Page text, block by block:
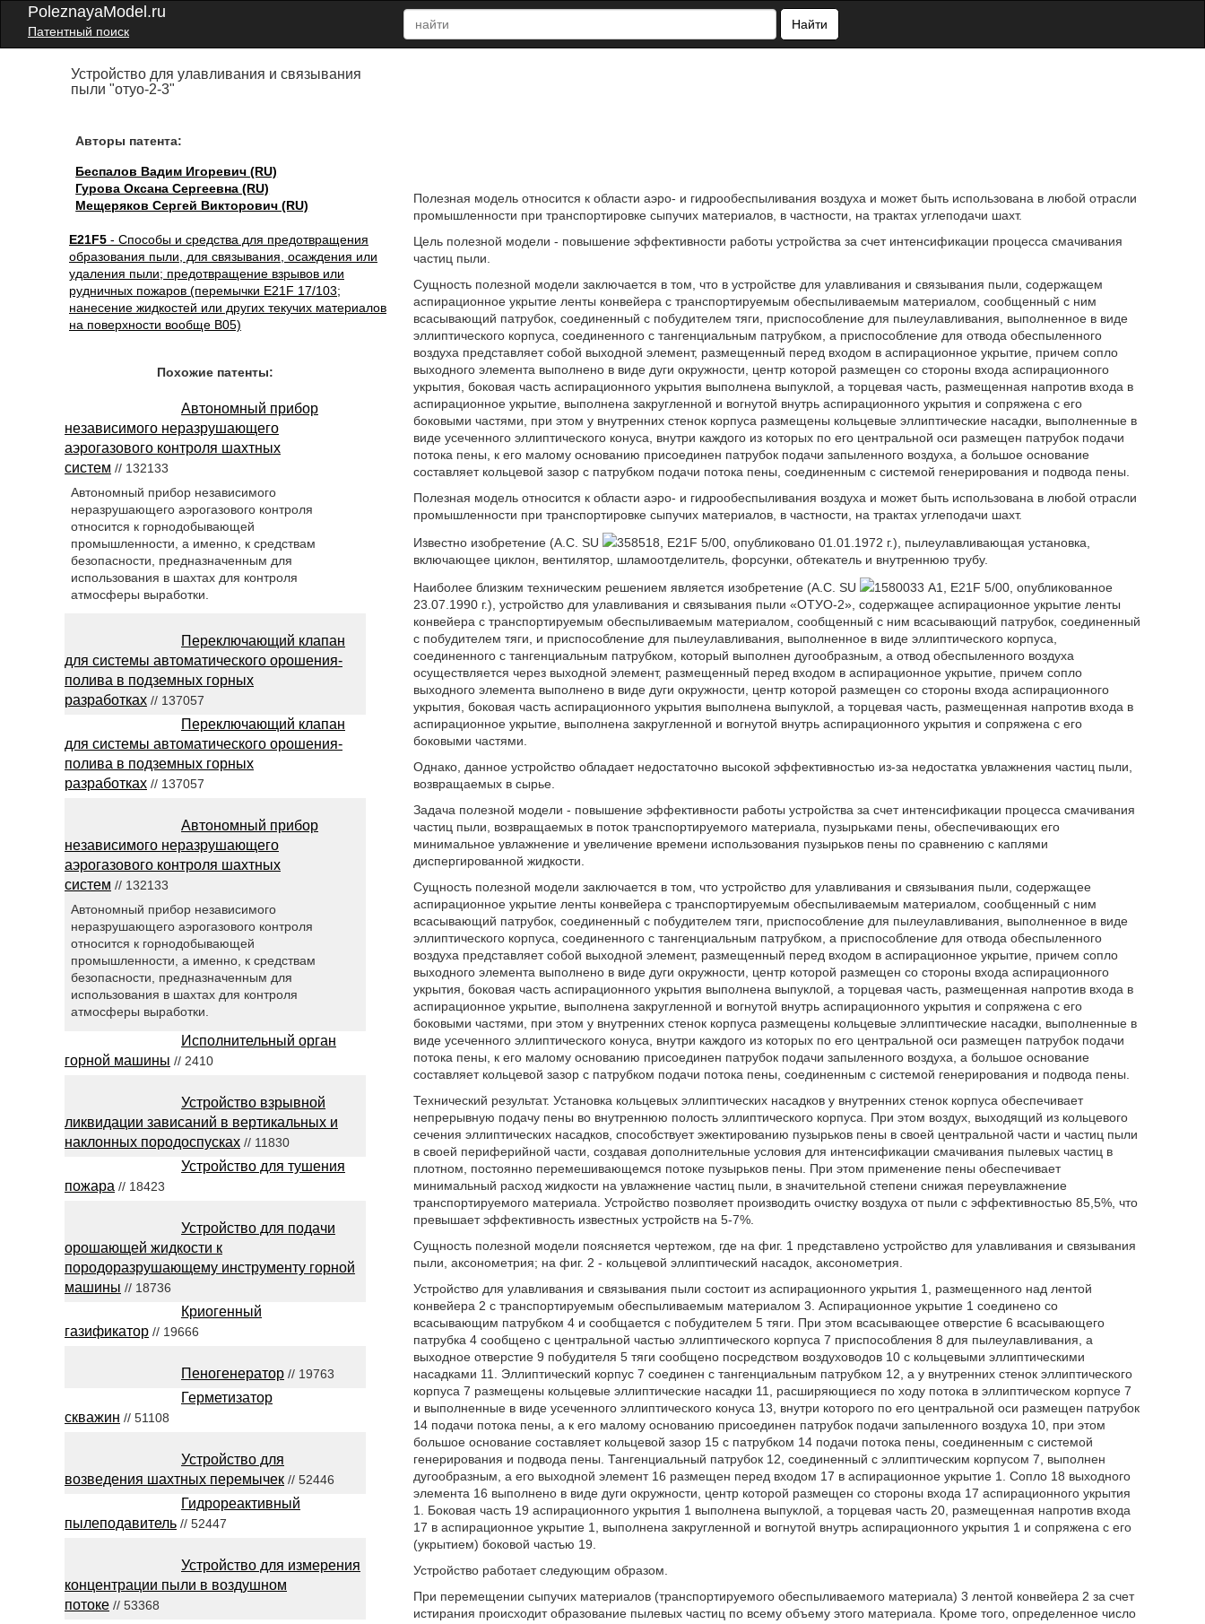
PoleznayaModel.ru
Патентный поиск
Найти
Устройство для улавливания и связывания
пыли "отуо-2-3"
Авторы патента:
Беспалов Вадим Игоревич (RU)
Гурова Оксана Сергеевна (RU)
Мещеряков Сергей Викторович (RU)
E21F5 - Способы и средства для предотвращения
образования пыли, для связывания, осаждения или
удаления пыли; предотвращение взрывов или
рудничных пожаров (перемычки E21F 17/103;
нанесение жидкостей или других текучих материалов
на поверхности вообще B05)
Полезная модель относится к области аэро- и гидрообеспыливания воздуха и может быть использована в любой отрасли
промышленности при транспортировке сыпучих материалов, в частности, на трактах углеподачи шахт.
Цель полезной модели - повышение эффективности работы устройства за счет интенсификации процесса смачивания
частиц пыли.
Сущность полезной модели заключается в том, что в устройстве для улавливания и связывания пыли, содержащем
аспирационное укрытие ленты конвейера с транспортируемым обеспыливаемым материалом, сообщенный с ним
всасывающий патрубок, соединенный с побудителем тяги, приспособление для пылеулавливания, выполненное в виде
эллиптического корпуса, соединенного с тангенциальным патрубком, а приспособление для отвода обеспыленного
воздуха представляет собой выходной элемент, размещенный перед входом в аспирационное укрытие, причем сопло
выходного элемента выполнено в виде дуги окружности, центр которой размещен со стороны входа аспирационного
укрытия, боковая часть аспирационного укрытия выполнена выпуклой, а торцевая часть, размещенная напротив входа в
аспирационное укрытие, выполнена закругленной и вогнутой внутрь аспирационного укрытия и сопряжена с его
боковыми частями, при этом у внутренних стенок корпуса размещены кольцевые эллиптические насадки, выполненные в
виде усеченного эллиптического конуса, внутри каждого из которых по его центральной оси размещен патрубок подачи
потока пены, к его малому основанию присоединен патрубок подачи запыленного воздуха, а большое основание
составляет кольцевой зазор с патрубком подачи потока пены, соединенным с системой генерирования и подвода пены.
Полезная модель относится к области аэро- и гидрообеспыливания воздуха и может быть использована в любой отрасли
промышленности при транспортировке сыпучих материалов, в частности, на трактах углеподачи шахт.
Известно изобретение (А.С. SU
358518, E21F 5/00, опубликовано 01.01.1972 г.), пылеулавливающая установка,
включающее циклон, вентилятор, шламоотделитель, форсунки, обтекатель и внутреннюю трубу.
Наиболее близким техническим решением является изобретение (А.С. SU
1580033 А1, E21F 5/00, опубликованное
23.07.1990 г.), устройство для улавливания и связывания пыли «ОТУО-2», содержащее аспирационное укрытие ленты
конвейера с транспортируемым обеспыливаемым материалом, сообщенный с ним всасывающий патрубок, соединенный
с побудителем тяги, и приспособление для пылеулавливания, выполненное в виде эллиптического корпуса,
соединенного с тангенциальным патрубком, который выполнен дугообразным, а отвод обеспыленного воздуха
осуществляется через выходной элемент, размещенный перед входом в аспирационное укрытие, причем сопло
выходного элемента выполнено в виде дуги окружности, центр которой размещен со стороны входа аспирационного
укрытия, боковая часть аспирационного укрытия выполнена выпуклой, а торцевая часть, размещенная напротив входа в
аспирационное укрытие, выполнена закругленной и вогнутой внутрь аспирационного укрытия и сопряжена с его
боковыми частями.
Однако, данное устройство обладает недостаточно высокой эффективностью из-за недостатка увлажнения частиц пыли,
возвращаемых в сырье.
Задача полезной модели - повышение эффективности работы устройства за счет интенсификации процесса смачивания
частиц пыли, возвращаемых в поток транспортируемого материала, пузырьками пены, обеспечивающих его
минимальное увлажнение и увеличение времени использования пузырьков пены по сравнению с каплями
диспергированной жидкости.
Сущность полезной модели заключается в том, что устройство для улавливания и связывания пыли, содержащее
аспирационное укрытие ленты конвейера с транспортируемым обеспыливаемым материалом, сообщенный с ним
всасывающий патрубок, соединенный с побудителем тяги, приспособление для пылеулавливания, выполненное в виде
эллиптического корпуса, соединенного с тангенциальным патрубком, а приспособление для отвода обеспыленного
воздуха представляет собой выходной элемент, размещенный перед входом в аспирационное укрытие, причем сопло
выходного элемента выполнено в виде дуги окружности, центр которой размещен со стороны входа аспирационного
укрытия, боковая часть аспирационного укрытия выполнена выпуклой, а торцевая часть, размещенная напротив входа в
аспирационное укрытие, выполнена закругленной и вогнутой внутрь аспирационного укрытия и сопряжена с его
боковыми частями, при этом у внутренних стенок корпуса размещены кольцевые эллиптические насадки, выполненные в
виде усеченного эллиптического конуса, внутри каждого из которых по его центральной оси размещен патрубок подачи
потока пены, к его малому основанию присоединен патрубок подачи запыленного воздуха, а большое основание
составляет кольцевой зазор с патрубком подачи потока пены, соединенным с системой генерирования и подвода пены.
Технический результат. Установка кольцевых эллиптических насадков у внутренних стенок корпуса обеспечивает
непрерывную подачу пены во внутреннюю полость эллиптического корпуса. При этом воздух, выходящий из кольцевого
сечения эллиптических насадков, способствует эжектированию пузырьков пены в своей центральной части и частиц пыли
в своей периферийной части, создавая дополнительные условия для интенсификации смачивания пылевых частиц в
плотном, постоянно перемешивающемся потоке пузырьков пены. При этом применение пены обеспечивает
минимальный расход жидкости на увлажнение частиц пыли, в значительной степени снижая переувлажнение
транспортируемого материала. Устройство позволяет производить очистку воздуха от пыли с эффективностью 85,5%, что
превышает эффективность известных устройств на 5-7%.
Сущность полезной модели поясняется чертежом, где на фиг. 1 представлено устройство для улавливания и связывания
пыли, аксонометрия; на фиг. 2 - кольцевой эллиптический насадок, аксонометрия.
Устройство для улавливания и связывания пыли состоит из аспирационного укрытия 1, размещенного над лентой
конвейера 2 с транспортируемым обеспыливаемым материалом 3. Аспирационное укрытие 1 соединено со
всасывающим патрубком 4 и сообщается с побудителем 5 тяги. При этом всасывающее отверстие 6 всасывающего
патрубка 4 сообщено с центральной частью эллиптического корпуса 7 приспособления 8 для пылеулавливания, а
выходное отверстие 9 побудителя 5 тяги сообщено посредством воздуховодов 10 с кольцевыми эллиптическими
насадками 11. Эллиптический корпус 7 соединен с тангенциальным патрубком 12, а у внутренних стенок эллиптического
корпуса 7 размещены кольцевые эллиптические насадки 11, расширяющиеся по ходу потока в эллиптическом корпусе 7
и выполненные в виде усеченного эллиптического конуса 13, внутри которого по его центральной оси размещен патрубок
14 подачи потока пены, а к его малому основанию присоединен патрубок подачи запыленного воздуха 10, при этом
большое основание составляет кольцевой зазор 15 с патрубком 14 подачи потока пены, соединенным с системой
генерирования и подвода пены. Тангенциальный патрубок 12, соединенный с эллиптическим корпусом 7, выполнен
дугообразным, а его выходной элемент 16 размещен перед входом 17 в аспирационное укрытие 1. Сопло 18 выходного
элемента 16 выполнено в виде дуги окружности, центр которой размещен со стороны входа 17 аспирационного укрытия
1. Боковая часть 19 аспирационного укрытия 1 выполнена выпуклой, а торцевая часть 20, размещенная напротив входа
17 в аспирационное укрытие 1, выполнена закругленной и вогнутой внутрь аспирационного укрытия 1 и сопряжена с его
(укрытием) боковой частью 19.
Устройство работает следующим образом.
При перемещении сыпучих материалов (транспортируемого обеспыливаемого материала) 3 лентой конвейера 2 за счет
истирания происходит образование пылевых частиц по всему объему этого материала. Кроме того, определенное число
Похожие патенты:
Автономный прибор
независимого неразрушающего
аэрогазового контроля шахтных
систем // 132133
Автономный прибор независимого
неразрушающего аэрогазового контроля
относится к горнодобывающей
промышленности, а именно, к средствам
безопасности, предназначенным для
использования в шахтах для контроля
атмосферы выработки.
Переключающий клапан
для системы автоматического орошения-
полива в подземных горных
разработках // 137057
Переключающий клапан
для системы автоматического орошения-
полива в подземных горных
разработках // 137057
Автономный прибор
независимого неразрушающего
аэрогазового контроля шахтных
систем // 132133
Автономный прибор независимого
неразрушающего аэрогазового контроля
относится к горнодобывающей
промышленности, а именно, к средствам
безопасности, предназначенным для
использования в шахтах для контроля
атмосферы выработки.
Исполнительный орган
горной машины // 2410
Устройство взрывной
ликвидации зависаний в вертикальных и
наклонных породоспусках // 11830
Устройство для тушения
пожара // 18423
Устройство для подачи
орошающей жидкости к
породоразрушающему инструменту горной
машины // 18736
Криогенный
газификатор // 19666
Пеногенератор // 19763
Герметизатор
скважин // 51108
Устройство для
возведения шахтных перемычек // 52446
Гидрореактивный
пылеподавитель // 52447
Устройство для измерения
концентрации пыли в воздушном
потоке // 53368